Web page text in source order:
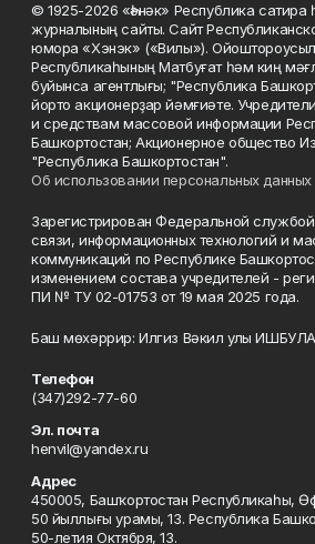
© 1925-2026 «Һәнәк» Республика
журналының сайты. Сайт
юмора «Хэнэк» («Вилы»).
Республикаһының Матбуғат һәм киң
буйынса агентлығы; "Республика
йорто акционерҙар йәмғиәте.
и средствам массовой информации
Башкортостан; Акционерное общество
"Республика Башкортостан".
Об использовании персональных данных
Зарегистрирован Федеральной
связи, информационных технологий и
коммуникаций по Республике
изменением состава учредителей -
ПИ № ТУ 02-01753 от 19 мая 2025 года.
Баш мөхәррир: Илгиз Вәкил улы
Телефон
(347)292-77-60
Эл. почта
henvil@yandex.ru
Адрес
450005, Башҡортостан Республикаһы,
50 йыллығы урамы, 13. Республика
50-летия Октября, 13.